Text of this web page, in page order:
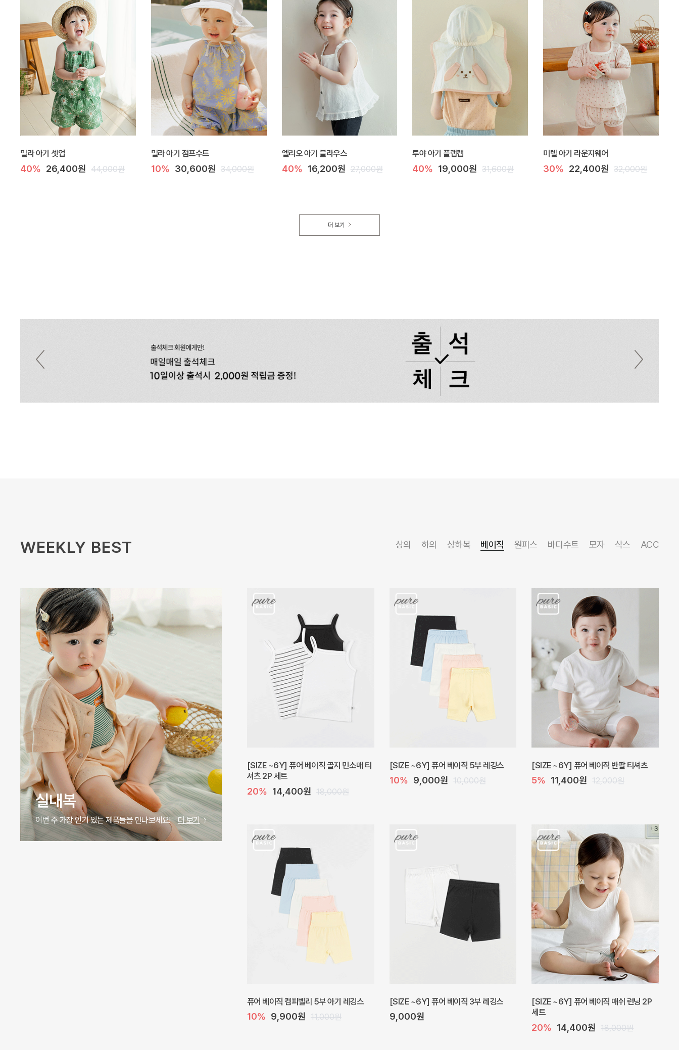
밀라 아기 셋업
40% 26,400원 44,000원
밀라 아기 점프수트
10% 30,600원 34,000원
엘리오 아기 블라우스
40% 16,200원 27,000원
루야 아기 플랩캡
40% 19,000원 31,600원
미렐 아기 라운지웨어
30% 22,400원 32,000원
더 보기
WEEKLY BEST 상의 하의 상하복 베이직 원피스 바디수트 모자 삭스 ACC
원피스
이번 주 가장 인기 있는 제품들을 만나보세요! 더 보기
캐더린 뷔스티에 미니 아기 원피스
10% 24,300원
[SIZE ~6Y] 베르 원피스
30% 22,400원 32,000원
프로리 뷔스티에 미니 아기 원피스
20% 20,800원 26,000원
40% 22,200원 37,000원 5% 39,000원 41,000원 30% 23,800원 34,000원